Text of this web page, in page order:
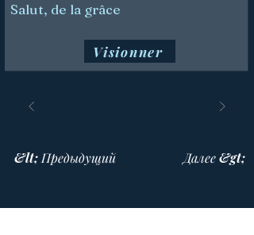
Salut, de la grâce
Visionner
&lt; Предыдущий Далее &gt;